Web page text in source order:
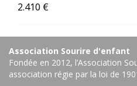
2.410 €
Association Sourire d'enfant
Fondée en 2012, l’Association
association régie par la loi de